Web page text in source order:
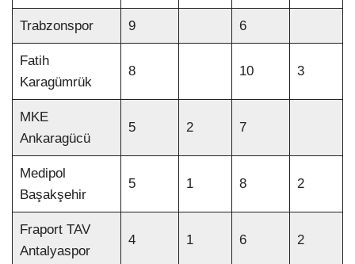
Trabzonspor 9 6
Fatih
Karagümrük
8 10 3
MKE
Ankaragücü
5 2 7
Medipol
Başakşehir
5 1 8 2
Fraport TAV
Antalyaspor
4 1 6 2